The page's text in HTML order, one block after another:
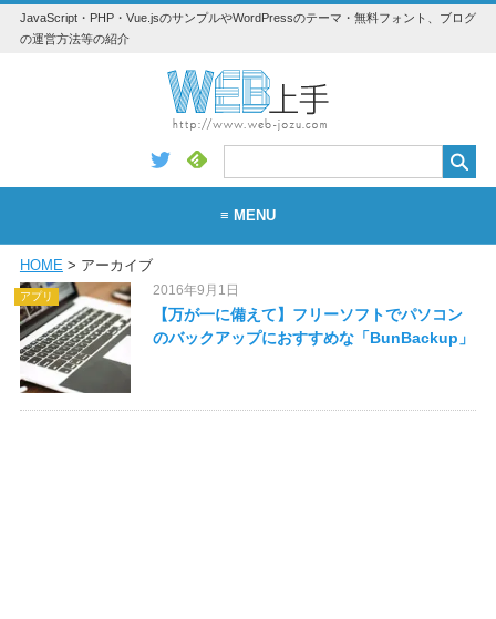
JavaScript・PHP・Vue.jsのサンプルやWordPressのテーマ・無料フォント、ブログ
の運営方法等の紹介
≡ MENU
WordPress
HOME> アーカイブ
アプリ 2016年9月1日
【万が一に備えて】フリーソフトでパソコン
のバックアップにおすすめな「BunBackup」